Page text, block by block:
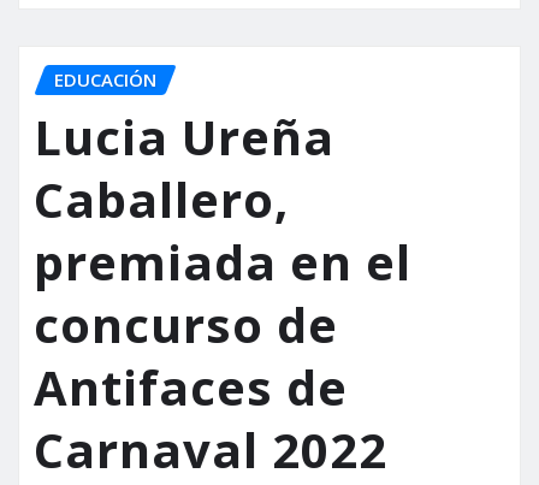
EDUCACIÓN
Lucia Ureña
Caballero,
premiada en el
concurso de
Antifaces de
Carnaval 2022